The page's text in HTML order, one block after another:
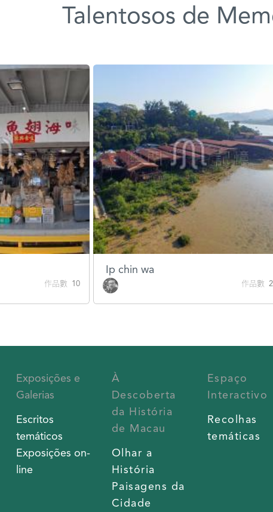
Talentosos de
作品數 10
Ip chin wa
作品數 2
Exposições e
Galerias
Escritos
temáticos
Exposições on-
line
À
Descoberta
da História
de Macau
Olhar a
História
Paisagens da
Cidade
Espaço
Interactivo
Recolhas
temáticas